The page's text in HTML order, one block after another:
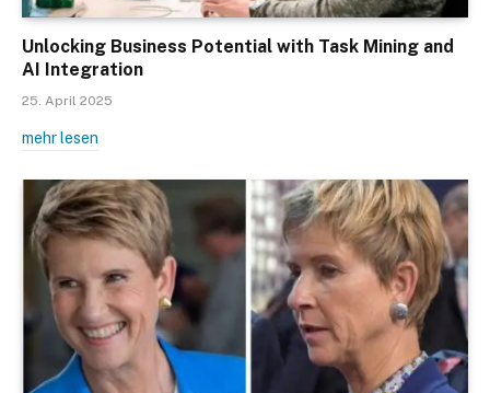
Unlocking Business Potential with Task Mining and
AI Integration
25. April 2025
mehr lesen